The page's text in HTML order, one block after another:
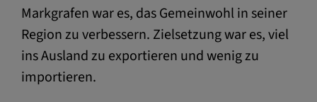
Markgrafen war es, das Gemeinwohl in seiner
Region zu verbessern. Zielsetzung war es, viel
ins Ausland zu exportieren und wenig zu
importieren.